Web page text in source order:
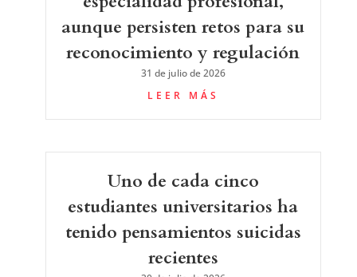
aunque persisten retos para su
reconocimiento y regulación
31 de julio de 2026
LEER MÁS
Uno de cada cinco
estudiantes universitarios ha
tenido pensamientos suicidas
recientes